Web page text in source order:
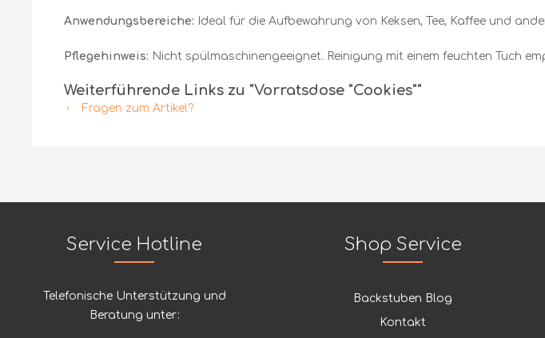
Anwendungsbereiche: Ideal für die Aufbewahrung von Keksen, Tee, Kaffee und
Pflegehinweis: Nicht spülmaschinengeeignet. Reinigung mit einem feuchten Tuch
Weiterführende Links zu "Vorratsdose "Cookies""
Fragen zum Artikel?
Service Hotline
Telefonische Unterstützung und
Beratung unter:
Shop Service
Backstuben Blog
Kontakt